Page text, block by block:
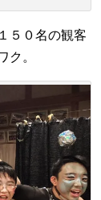
５０名の観客
ク。